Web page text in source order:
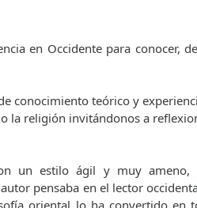
en Occidente para conocer,
conocimiento teórico y
la religión invitándonos a
un estilo ágil y muy ameno,
pensaba en el lector